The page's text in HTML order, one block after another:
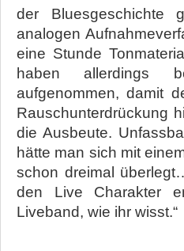
der Bluesgeschichte
analogen
eine Stunde
haben allerdings
aufgenommen, damit
Rauschunterdrückung
die Ausbeute.
hätte man sich mit
schon dreimal
den Live Charakter
Liveband, wie ihr wisst.“